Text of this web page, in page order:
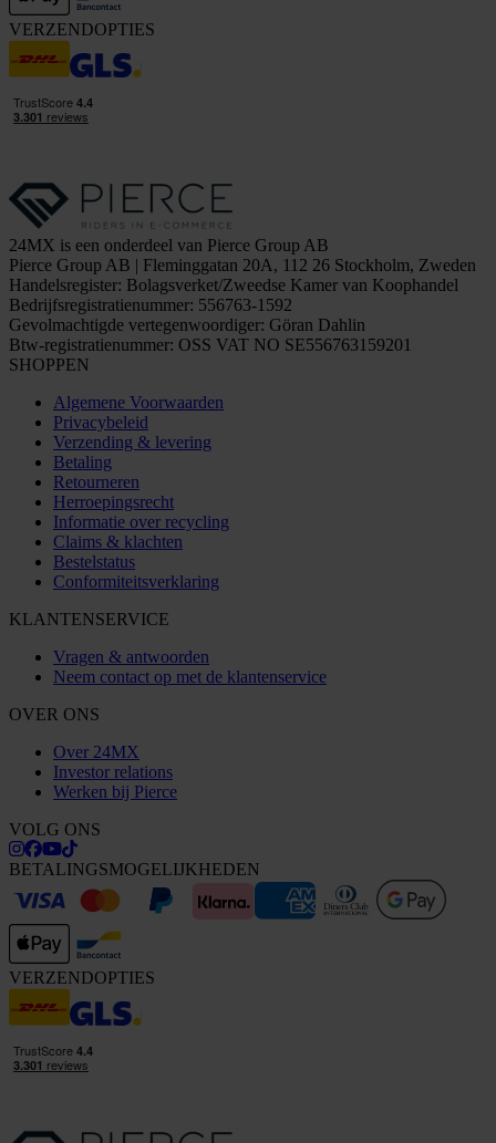
VERZENDOPTIES
24MX is een onderdeel van Pierce Group AB
Pierce Group AB | Fleminggatan 20A, 112 26 Stockholm, Zweden
Handelsregister: Bolagsverket/Zweedse Kamer van Koophandel
Bedrijfsregistratienummer: 556763-1592
Gevolmachtigde vertegenwoordiger: Göran Dahlin
Btw-registratienummer: OSS VAT NO SE556763159201
SHOPPEN
Algemene Voorwaarden
Privacybeleid
Verzending & levering
Betaling
Retourneren
Herroepingsrecht
Informatie over recycling
Claims & klachten
Bestelstatus
Conformiteitsverklaring
KLANTENSERVICE
Vragen & antwoorden
Neem contact op met de klantenservice
OVER ONS
Over 24MX
Investor relations
Werken bij Pierce
VOLG ONS
BETALINGSMOGELIJKHEDEN
VERZENDOPTIES